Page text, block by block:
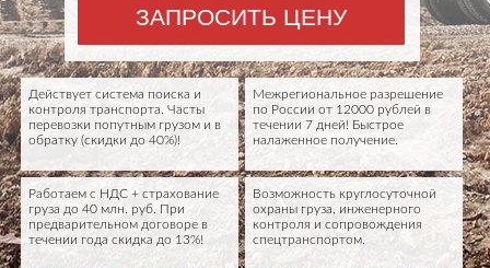
ЗАПРОСИТЬ ЦЕНУ
Межрегиональное разрешение
по России от 12000 рублей в
течении 7 дней! Быстрое
налаженное получение.
Действует система поиска и
контроля транспорта. Часты
перевозки попутным грузом и в
обратку (скидки до 40%)!
Возможность круглосуточной
охраны груза, инженерного
контроля и сопровождения
спецтранспортом.
Работаем с НДС + страхование
груза до 40 млн. руб. При
предварительном договоре в
течении года скидка до 13%!